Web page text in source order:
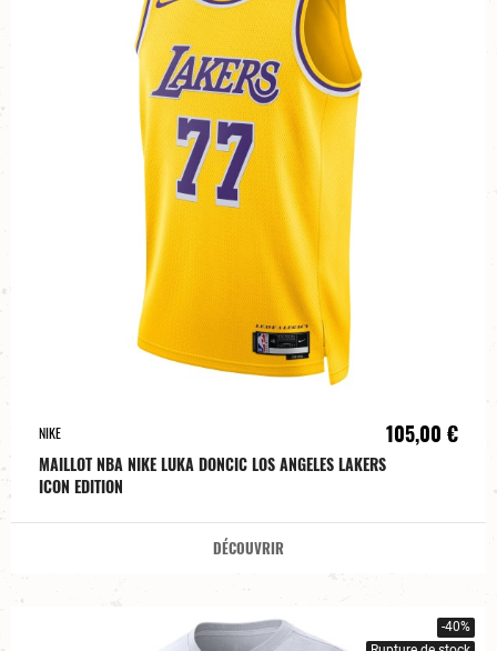
NIKE
MAILLOT NBA NIKE LUKA DONCIC LOS ANGELES LAKERS
ICON EDITION
105,00 €
DÉCOUVRIR
-40%